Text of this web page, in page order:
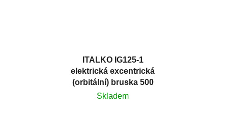
ITALKO IG125-1
elektrická excentrická
(orbitální) bruska 500
W D125 mm
Skladem